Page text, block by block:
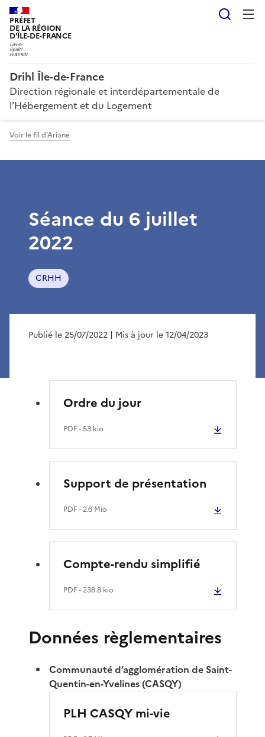
PRÉFET
DE LA RÉGION
D'ÎLE-DE-FRANCE
Drihl Île-de-France
Direction régionale et interdépartementale de
l’Hébergement et du Logement
Voir le fil d'Ariane
Séance du 6 juillet
2022
CRHH
Publié le 25/07/2022 | Mis à jour le 12/04/2023
Ordre du jour
PDF- 53 kio
Support de présentation
PDF- 2.6 Mio
Compte-rendu simplifié
PDF- 238.8 kio
Données règlementaires
Communauté d’agglomération de Saint-
Quentin-en-Yvelines (CASQY)
PLH CASQY mi-vie